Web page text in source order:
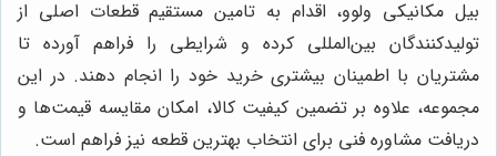
بیل مکانیکی ولوو، اقدام به تامین مستقیم قطعات اصلی از
تولیدکنندگان بین‌المللی کرده و شرایطی را فراهم آورده تا
مشتریان با اطمینان بیشتری خرید خود را انجام دهند. در این
مجموعه، علاوه بر تضمین کیفیت کالا، امکان مقایسه قیمت‌ها و
دریافت مشاوره فنی برای انتخاب بهترین قطعه نیز فراهم است.